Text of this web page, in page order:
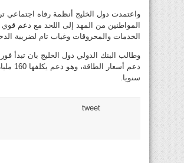
واعتمدت دول الخليج أنظمة رفاه اجتماعي
المواطنين من المهد إلى اللحد مع دعم قوي
الخدمات والمحروقات وغياب تام لضريبة
وطالب البنك الدولي دول الخليج بان تبدأ
دعم أسعار
سنويا.
tweet